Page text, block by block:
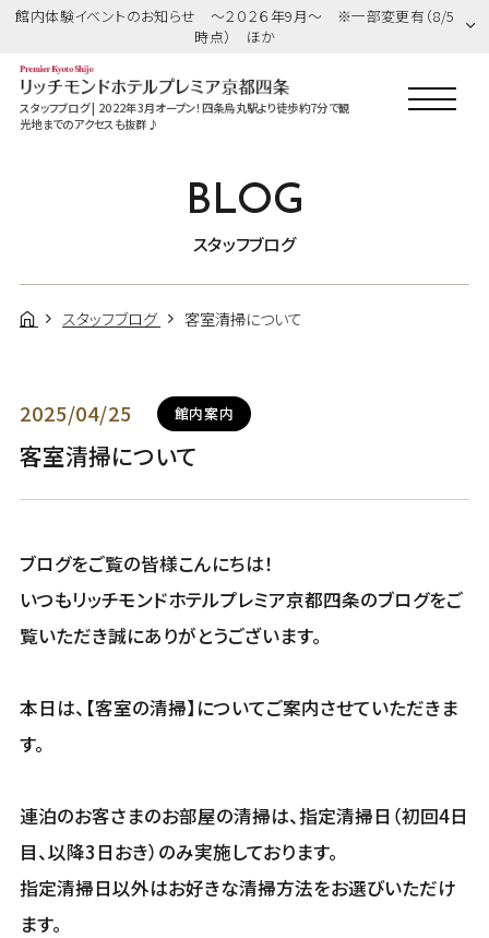
館内体験イベントのお知らせ ～２０２６年9月～ ※一部変更有（8/5
時点） ほか
スタッフブログ | 2022年3月オープン！四条烏丸駅より徒歩約7分で観
光地までのアクセスも抜群♪
BLOG
スタッフブログ
スタッフブログ 客室清掃について
2025/04/25 館内案内
客室清掃について
ブログをご覧の皆様こんにちは！
いつもリッチモンドホテルプレミア京都四条のブログをご
覧いただき誠にありがとうございます。
本日は、【客室の清掃】についてご案内させていただきま
す。
連泊のお客さまのお部屋の清掃は、指定清掃日（初回4日
目、以降3日おき）のみ実施しております。
指定清掃日以外はお好きな清掃方法をお選びいただけ
ます。